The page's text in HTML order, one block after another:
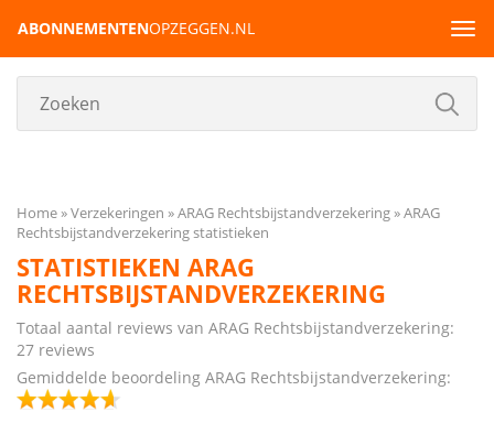
ABONNEMENTENOPZEGGEN.NL
Home Verzekeringen ARAG Rechtsbijstandverzekering
ARAG
Rechtsbijstandverzekering statistieken
STATISTIEKEN ARAG
RECHTSBIJSTANDVERZEKERING
Totaal aantal reviews van ARAG Rechtsbijstandverzekering:
27 reviews
Gemiddelde beoordeling ARAG Rechtsbijstandverzekering: